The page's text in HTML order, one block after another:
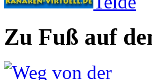
Zu Fuß auf